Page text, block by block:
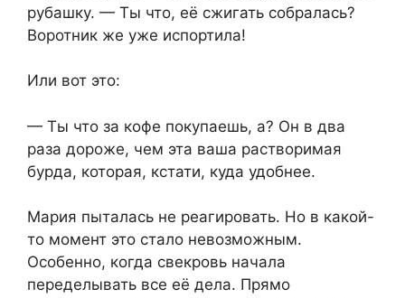
рубашку. — Ты что, её сжигать собралась?
Воротник же уже испортила!
Или вот это:
— Ты что за кофе покупаешь, а? Он в два
раза дороже, чем эта ваша растворимая
бурда, которая, кстати, куда удобнее.
Мария пыталась не реагировать. Но в какой-
то момент это стало невозможным.
Особенно, когда свекровь начала
переделывать все её дела. Прямо